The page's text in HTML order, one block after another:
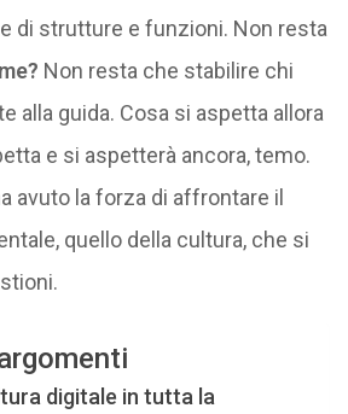
di strutture e funzioni. Non resta
Non resta che stabilire chi
alla guida. Cosa si aspetta allora
e si aspetterà ancora, temo.
avuto la forza di affrontare il
quello della cultura, che si
digitale in tutta la